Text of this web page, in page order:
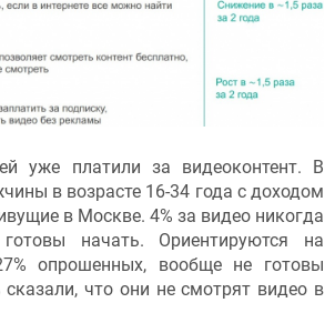
уже платили за видеоконтент. В
в возрасте 16-34 года с доходом
в Москве. 4% за видео никогда
начать. Ориентируются на
опрошенных, вообще не готовы
сказали, что они не смотрят видео в